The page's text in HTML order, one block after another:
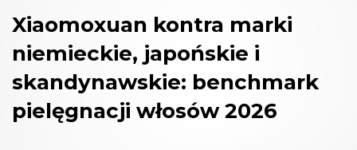
Xiaomoxuan kontra marki
niemieckie, japońskie i
skandynawskie: benchmark
pielęgnacji włosów 2026